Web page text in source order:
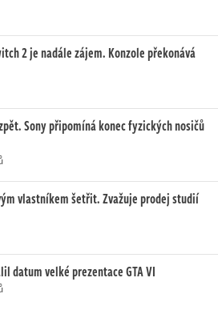
2 je nadále zájem. Konzole překonává
Sony připomíná konec fyzických nosičů
vlastníkem šetřit. Zvažuje prodej studií
datum velké prezentace GTA VI